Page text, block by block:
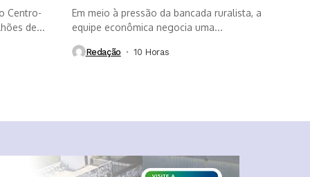
Centro-
de...
Em meio à pressão da bancada ruralista, a
equipe econômica negocia uma...
Redação 10 Horas ⁮